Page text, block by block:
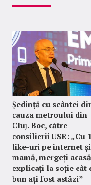
Ședință cu scântei
cauza metroului din
Cluj. Boc, către
consilierii USR: „Cu
like-uri pe internet și
mamă, mergeți
explicați la soție cât
bun ați fost astăzi”